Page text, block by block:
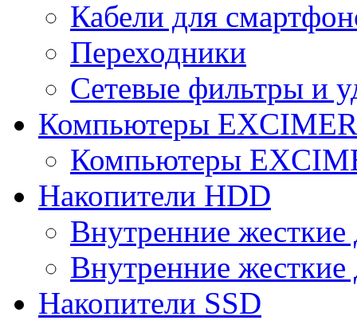
Кабели для
Переходники
Сетевые фильтры и
Компьютеры
Компьютеры
Накопители HDD
Внутренние
Внутренние
Накопители SSD